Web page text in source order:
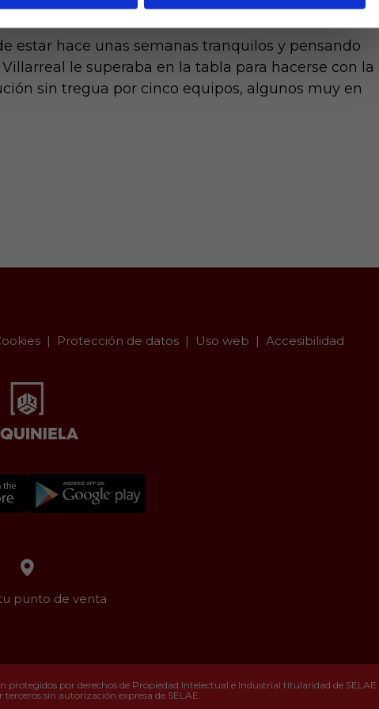
estar hace unas semanas tranquilos y pensando
le superaba en la tabla para hacerse con la
sin tregua por cinco equipos, algunos muy en
Protección de datos Uso web Accesibilidad
punto de venta
protegidos por derechos de Propiedad Intelectual e Industrial titularidad de SELAE.
terceros sin autorización expresa de SELAE.